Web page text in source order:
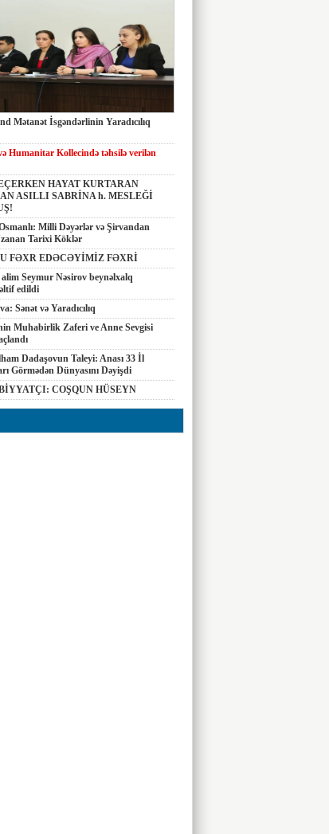
Mətanət İsgəndərlinin Yaradıcılıq
Humanitar Kollecində təhsilə verilən
HAYAT KURTARAN
ASILLI SABRİNA h. MESLEĞİ
Milli Dəyərlər və Şirvandan
Tarixi Köklər
FƏXR EDƏCƏYİMİZ FƏXRİ
alim Seymur Nəsirov beynəlxalq
edildi
Sənət və Yaradıcılıq
Muhabirlik Zaferi ve Anne Sevgisi
Dadaşovun Taleyi: Anası 33 İl
Görmədən Dünyasını Dəyişdi
COŞQUN HÜSEYN